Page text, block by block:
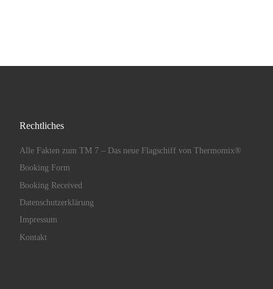
Rechtliches
Alle Fakten zum TM 7 – Das neue Flagschiff von Thermomix®
Booking Form
Booking Received
Datenschutzerklärung
Impressum
Kontakt